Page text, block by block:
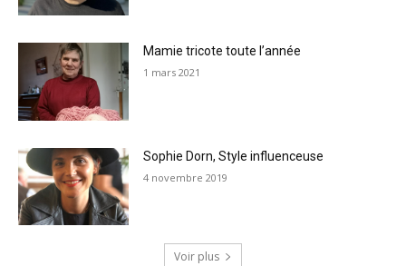
Mamie tricote toute l’année
1 mars 2021
Sophie Dorn, Style influenceuse
4 novembre 2019
Voir plus